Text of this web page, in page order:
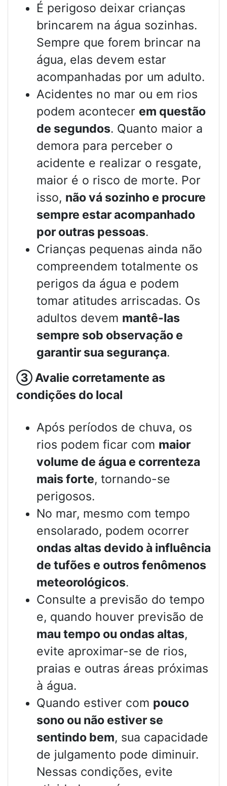
É perigoso deixar crianças
brincarem na água sozinhas.
Sempre que forem brincar na
água, elas devem estar
acompanhadas por um adulto.
Acidentes no mar ou em rios
podem acontecer em questão
de segundos. Quanto maior a
demora para perceber o
acidente e realizar o resgate,
maior é o risco de morte. Por
isso, não vá sozinho e procure
sempre estar acompanhado
por outras pessoas.
Crianças pequenas ainda não
compreendem totalmente os
perigos da água e podem
tomar atitudes arriscadas. Os
adultos devem mantê-las
sempre sob observação e
garantir sua segurança.
③Avalie corretamente as
condições do local
Após períodos de chuva, os
rios podem ficar com maior
volume de água e correnteza
mais forte, tornando-se
perigosos.
No mar, mesmo com tempo
ensolarado, podem ocorrer
ondas altas devido à influência
de tufões e outros fenômenos
meteorológicos.
Consulte a previsão do tempo
e, quando houver previsão de
mau tempo ou ondas altas,
evite aproximar-se de rios,
praias e outras áreas próximas
à água.
Quando estiver com pouco
sono ou não estiver se
sentindo bem, sua capacidade
de julgamento pode diminuir.
Nessas condições, evite